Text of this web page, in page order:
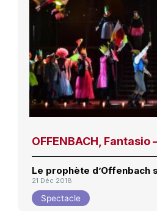
OFFENBACH,
Le prophète d’Offenbach
21 Déc 2018
Spectacle